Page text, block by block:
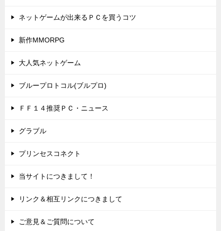
ネットゲームが出来るＰＣを買うコツ
新作MMORPG
大人気ネットゲーム
ブループロトコル(ブルプロ)
ＦＦ１４推奨ＰＣ・ニュース
グラブル
プリンセスコネクト
当サイトにつきまして！
リンク＆相互リンクにつきまして
ご意見＆ご質問について